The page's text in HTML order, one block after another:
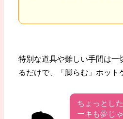
特別な道具や難しい手間は一
るだけで、「膨らむ」ホット
ちょっとし
ーキも夢じ